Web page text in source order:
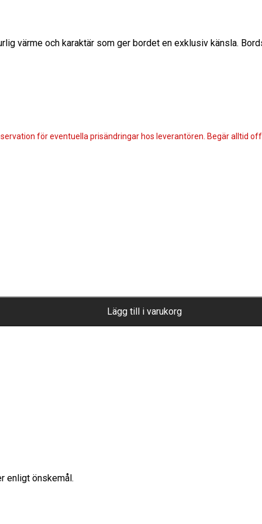
värme och karaktär som ger bordet en exklusiv känsla.
för eventuella prisändringar hos leverantören. Begär alltid
Lägg till i varukorg
enligt önskemål.